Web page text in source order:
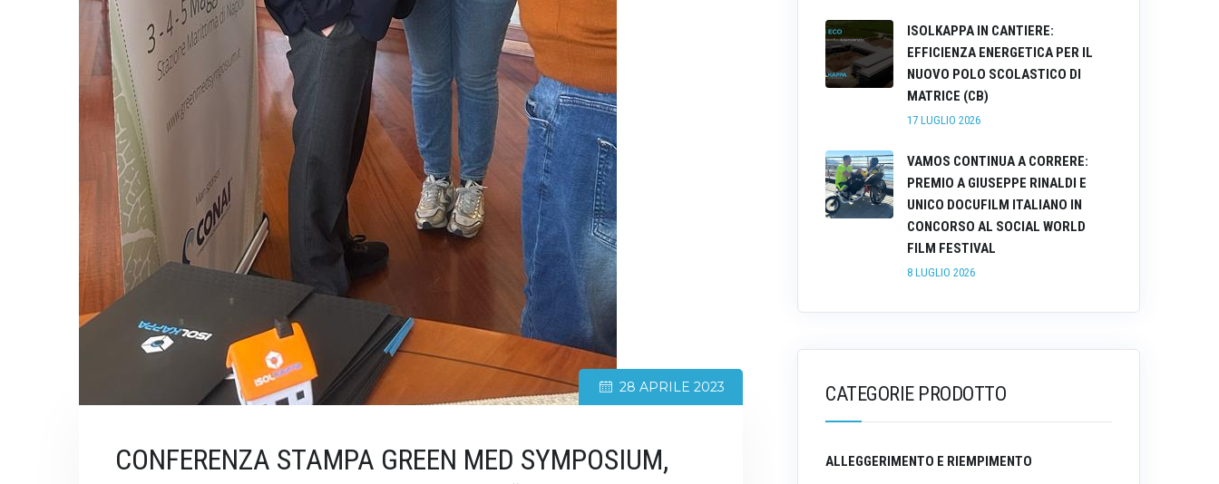
28 APRILE 2023
CONFERENZA STAMPA GREEN MED SYMPOSIUM,
ISOLKAPPA IN CANTIERE:
EFFICIENZA ENERGETICA PER IL
NUOVO POLO SCOLASTICO DI
MATRICE (CB)
17 LUGLIO 2026
VAMOS CONTINUA A CORRERE:
PREMIO A GIUSEPPE RINALDI E
UNICO DOCUFILM ITALIANO IN
CONCORSO AL SOCIAL WORLD
FILM FESTIVAL
8 LUGLIO 2026
CATEGORIE PRODOTTO
ALLEGGERIMENTO E RIEMPIMENTO